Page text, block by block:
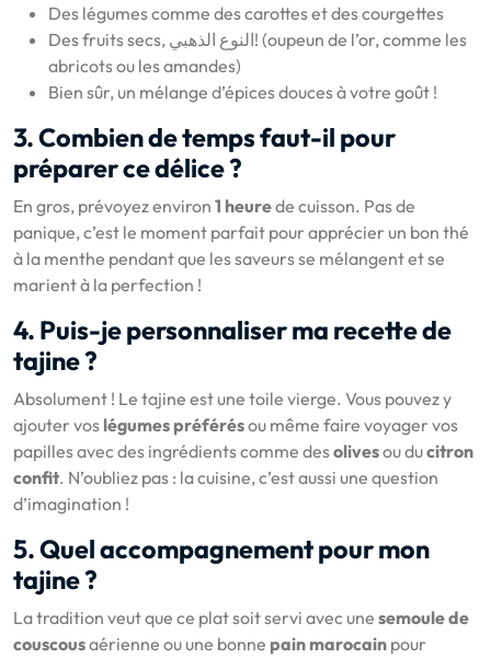
Des légumes comme des carottes et des courgettes
Des fruits secs, النوع الذهبي! (oupeun de l’or, comme les
abricots ou les amandes)
Bien sûr, un mélange d’épices douces à votre goût !
3. Combien de temps faut-il pour
préparer ce délice ?
En gros, prévoyez environ 1 heurede cuisson. Pas de
panique, c’est le moment parfait pour apprécier un bon thé
à la menthe pendant que les saveurs se mélangent et se
marient à la perfection !
4. Puis-je personnaliser ma recette de
tajine ?
Absolument ! Le tajine est une toile vierge. Vous pouvez y
ajouter vos légumes préférésou même faire voyager vos
papilles avec des ingrédients comme desolivesou ducitron
confit. N’oubliez pas : la cuisine, c’est aussi une question
d’imagination !
5. Quel accompagnement pour mon
tajine ?
La tradition veut que ce plat soit servi avec une semoule de
couscousaérienne ou une bonne pain marocain pour